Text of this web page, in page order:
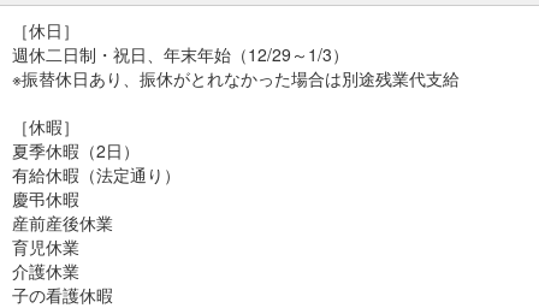
［休日］
週休二日制・祝日、年末年始（12/29～1/3）
※振替休日あり、振休がとれなかった場合は別途残業代支給
［休暇］
夏季休暇（2日）
有給休暇（法定通り）
慶弔休暇
産前産後休業
育児休業
介護休業
子の看護休暇